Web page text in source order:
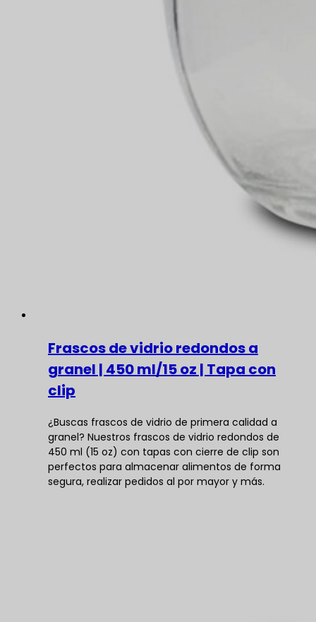
Frascos de vidrio redondos a
granel | 450 ml/15 oz | Tapa con
clip
¿Buscas frascos de vidrio de primera calidad a
granel? Nuestros frascos de vidrio redondos de
450 ml (15 oz) con tapas con cierre de clip son
perfectos para almacenar alimentos de forma
segura, realizar pedidos al por mayor y más.